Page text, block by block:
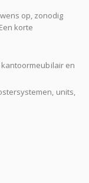
op, zonodig
korte
en
units,